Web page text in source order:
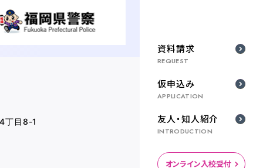
資料請求
REQUEST
仮申込み
APPLICATION
友人・知人紹介
INTRODUCTION
オンライン入校受付
丁目8-1